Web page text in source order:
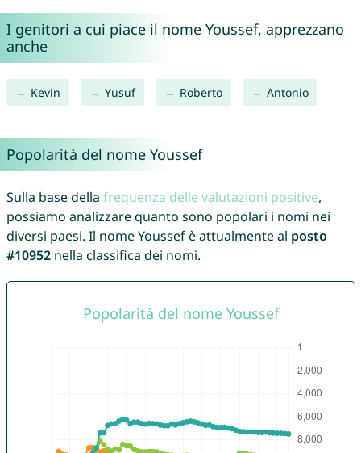
I genitori a cui piace il nome Youssef, apprezzano
anche
Kevin Yusuf Roberto Antonio
Popolarità del nome Youssef
Sulla base della frequenza delle valutazioni positive,
possiamo analizzare quanto sono popolari i nomi nei
diversi paesi. Il nome Youssef è attualmente al posto
#10952nella classifica dei nomi.